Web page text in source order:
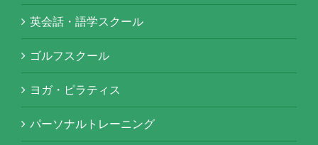
英会話・語学スクール
ゴルフスクール
ヨガ・ピラティス
パーソナルトレーニング